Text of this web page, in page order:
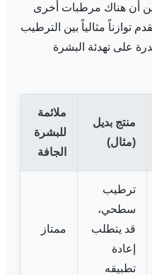
أن هناك مرطبات أخرى
توازناً مثالياً بين الترطيب
على تهدئة البشرة
منتج بديل
(مثال)
ملائمة
للبشرة
الجافة
ترطيب
سطحي،
قد يتطلب
إعادة
تطبيقه
ممتاز